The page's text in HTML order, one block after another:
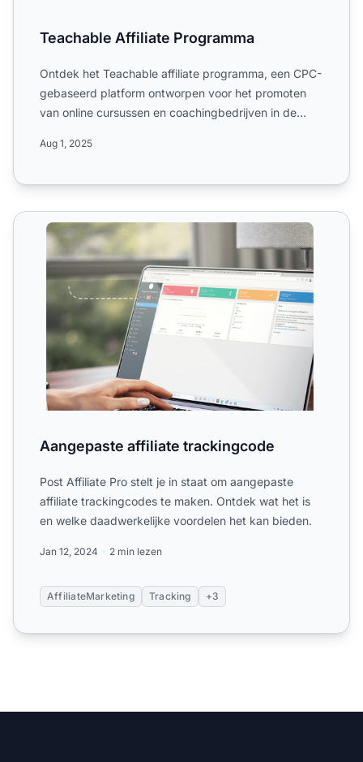
Teachable Affiliate Programma
Ontdek het Teachable affiliate programma, een CPC-
gebaseerd platform ontworpen voor het promoten
van online cursussen en coachingbedrijven in de
Aug 1, 2025
Aangepaste affiliate trackingcode
Aangepaste affiliate trackingcode
Post Affiliate Pro stelt je in staat om aangepaste
affiliate trackingcodes te maken. Ontdek wat het is
en welke daadwerkelijke voordelen het kan bieden.
Jan 12, 2024 2 min lezen
AffiliateMarketing Tracking +3